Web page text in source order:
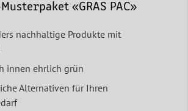
«GRAS PAC»
nachhaltige Produkte mit
innen ehrlich grün
Alternativen für Ihren